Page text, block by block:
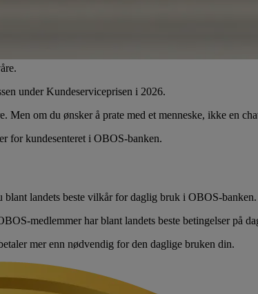
under Kundeserviceprisen i 2026.
om du ønsker å prate med et menneske, ikke en
for kundesenteret i OBOS-banken.
landets beste vilkår for daglig bruk i OBOS-banken.
medlemmer har blant landets beste betingelser på
mer enn nødvendig for den daglige bruken din.